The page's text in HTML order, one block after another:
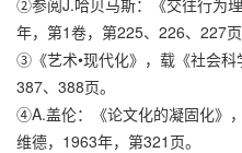
年，第1卷，第225、226、227页
③《艺术•现代化》，载《社会科
387、388页。
④A.盖伦：《论文化的凝固化》
维德，1963年，第321页。